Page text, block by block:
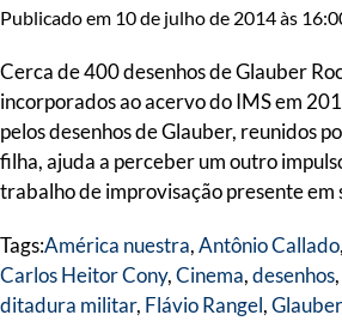
Publicado em 10 de julho de 2014 às
Cerca de 400 desenhos de Glauber
incorporados ao acervo do IMS em
pelos desenhos de Glauber, reunidos
filha, ajuda a perceber um outro
trabalho de improvisação presente em
Tags:América nuestra,Antônio Callado,
Carlos Heitor Cony,Cinema,desenhos,
ditadura militar, Flávio Rangel,